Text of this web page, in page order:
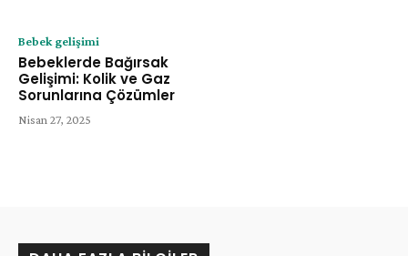
Bebek gelişimi
Bebeklerde Bağırsak
Gelişimi: Kolik ve Gaz
Sorunlarına Çözümler
Nisan 27, 2025